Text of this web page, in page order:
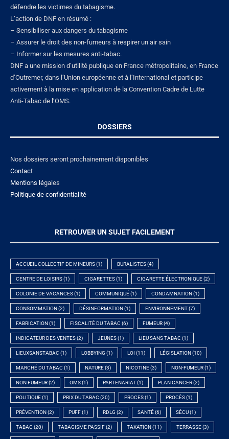
défendre les victimes du tabagisme.
L’action de DNF en résumé :
– Sensibiliser aux dangers du tabagisme
– Assurer le droit des non-fumeurs à respirer un air sain
– Informer sur les mesures anti-tabac.
DNF a une mission d’utilité publique en France métropolitaine, en France
d’Outremer, dans l’Union européenne et à l’International et participe
activement à la mise en application de la Convention Cadre de Lutte
Anti-Tabac de l’OMS.
DOSSIERS
Nos dossiers seront prochainement disponibles
Contact
Mentions légales
Politique de confidentialité
RETROUVER UN SUJET FACILEMENT
ACCUEIL COLLECTIF DE MINEURS(1) BURALISTES(4)
CENTRE DE LOISIRS(1) CIGARETTES(1) CIGARETTE ÉLECTRONIQUE(2)
COLONIE DE VACANCES(1) COMMUNIQUÉ(1) CONDAMNATION (1)
CONSOMMATION (2) DÉSINFORMATION (1) ENVIRONNEMENT(7)
FABRICATION (1) FISCALITÉ DU TABAC (6) FUMEUR(4)
INDICATEUR DES VENTES(2) JEUNES(1) LIEU SANS TABAC (1)
LIEUXSANSTABAC (1) LOBBYING (1) LOI (11) LÉGISLATION (10)
MARCHÉ DU TABAC (1) NATURE(3) NICOTINE(3) NON-FUMEUR(1)
NON FUMEUR(2) OMS(1) PARTENARIAT(1) PLAN CANCER(2)
POLITIQUE(1) PRIX DU TABAC (20) PROCES(1) PROCÈS(1)
PRÉVENTION (2) PUFF(1) RDLG (2) SANTÉ(6) SÉCU(1)
TABAC (20) TABAGISME PASSIF(2) TAXATION (11) TERRASSE(3)